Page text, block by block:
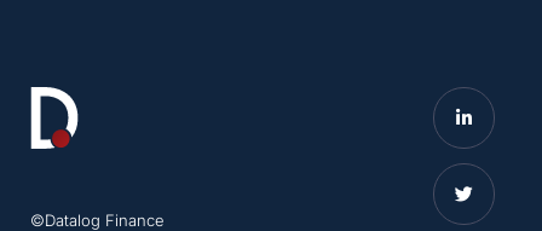
©Datalog Finance